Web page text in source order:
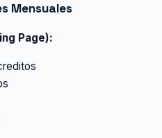
Mensuales
Page):